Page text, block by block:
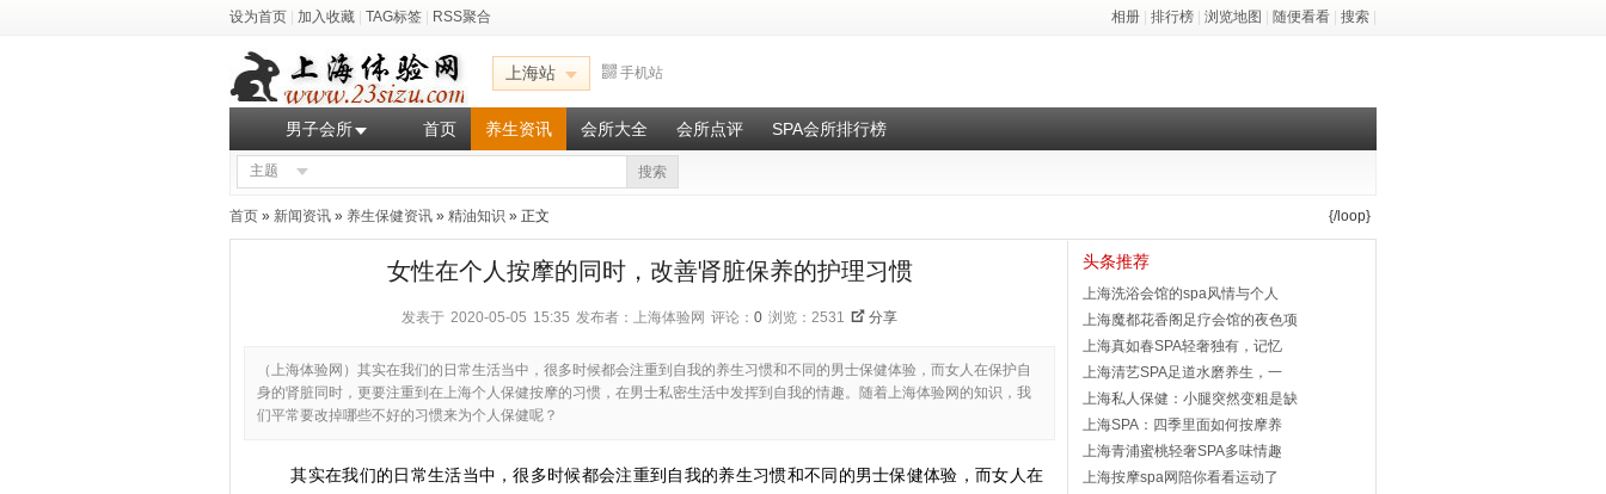
设为首页 加入收藏 TAG标签 RSS聚合 相册 排行榜 浏览地图 随便看看 搜索
上海站 手机站
男子会所 首页 养生资讯 会所大全 会所点评 SPA会所排行榜
主题 搜索
{/loop}
首页 » 新闻资讯 » 养生保健资讯 » 精油知识 » 正文
女性在个人按摩的同时，改善肾脏保养的护理习惯
发表于 2020-05-05 15:35 发布者：上海体验网 评论： 0 浏览：2531 分享
（上海体验网）其实在我们的日常生活当中，很多时候都会注重到自我的养生习惯和不同的男士保健体验，而女人在保护自
身的肾脏同时，更要注重到在上海个人保健按摩的习惯，在男士私密生活中发挥到自我的情趣。随着上海体验网的知识，我
们平常要改掉哪些不好的习惯来为个人保健呢？
其实在我们的日常生活当中，很多时候都会注重到自我的养生习惯和不同的男士保健体验，而女人在
头条推荐
上海洗浴会馆的spa风情与个人
上海魔都花香阁足疗会馆的夜色项
上海真如春SPA轻奢独有，记忆
上海清艺SPA足道水磨养生，一
上海私人保健：小腿突然变粗是缺
上海SPA：四季里面如何按摩养
上海青浦蜜桃轻奢SPA多味情趣
上海按摩spa网陪你看看运动了